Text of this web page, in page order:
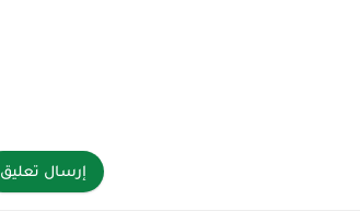
إرسال تعليق